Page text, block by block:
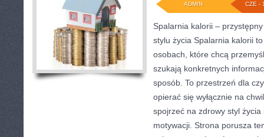
CZE -
ADMIN
Spalarnia kalorii –
stylu życia Spalarnia kalorii
osobach, które chcą
szukają konkretnych
sposób. To przestrzeń dla
opierać się wyłącznie na
spojrzeć na zdrowy styl
motywacji. Strona porusza